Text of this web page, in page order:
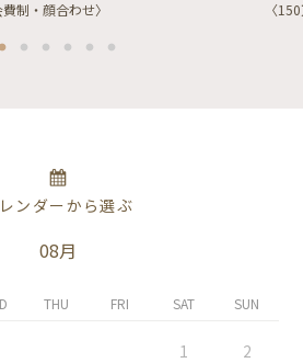
制・顔合わせ〉
〈
ンダーから選ぶ
08月
THU FRI SAT SUN
1 2